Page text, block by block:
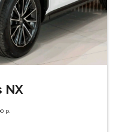
NX
р.